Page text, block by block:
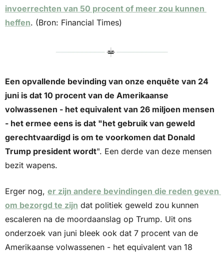
invoerrechten van 50 procent of meer zou kunnen
heffen. (Bron: Financial Times)
Een opvallende bevinding van onze enquête van 24
juni is dat 10 procent van de Amerikaanse
volwassenen - het equivalent van 26 miljoen mensen
- het ermee eens is dat "het gebruik van geweld
gerechtvaardigd is om te voorkomen dat Donald
Trump president wordt". Een derde van deze mensen
bezit wapens.
Erger nog, er zijn andere bevindingen die reden geven
om bezorgd te zijn dat politiek geweld zou kunnen
escaleren na de moordaanslag op Trump. Uit ons
onderzoek van juni bleek ook dat 7 procent van de
Amerikaanse volwassenen - het equivalent van 18